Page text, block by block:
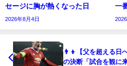
セージに胸が熱くなった日
2026年8月4日
一
👨‍👦【父を超える日
の決断「試合を観に